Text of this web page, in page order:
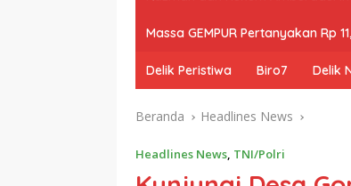
Massa GEMPUR Pertanyakan Rp
Delik Peristiwa Biro7 Delik
Beranda Headlines News
Headlines News, TNI/Polri